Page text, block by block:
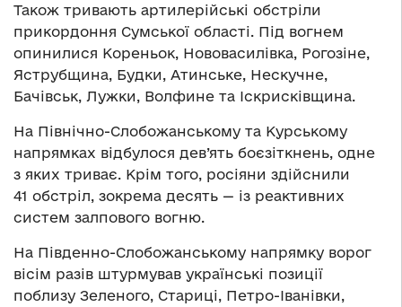
Також тривають артилерійські обстріли
прикордоння Сумської області. Під вогнем
опинилися Кореньок, Нововасилівка, Рогозіне,
Яструбщина, Будки, Атинське, Нескучне,
Бачівськ, Лужки, Волфине та Іскрисківщина.
На Північно-Слобожанському та Курському
напрямках відбулося дев’ять боєзіткнень, одне
з яких триває. Крім того, росіяни здійснили
41 обстріл, зокрема десять — із реактивних
систем залпового вогню.
На Південно-Слобожанському напрямку ворог
вісім разів штурмував українські позиції
поблизу Зеленого, Стариці, Петро-Іванівки,